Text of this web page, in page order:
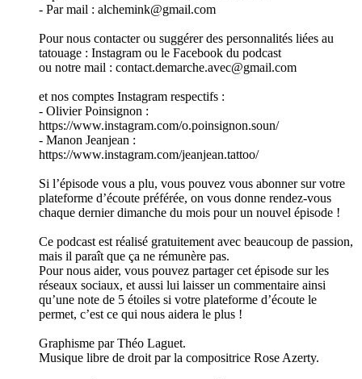
- Par mail : alchemink@gmail.com
Pour nous contacter ou suggérer des personnalités liées au
tatouage : Instagram ou le Facebook du podcast
ou notre mail : contact.demarche.avec@gmail.com
et nos comptes Instagram respectifs :
- Olivier Poinsignon :
https://www.instagram.com/o.poinsignon.soun/
- Manon Jeanjean :
https://www.instagram.com/jeanjean.tattoo/
Si l’épisode vous a plu, vous pouvez vous abonner sur votre
plateforme d’écoute préférée, on vous donne rendez-vous
chaque dernier dimanche du mois pour un nouvel épisode !
Ce podcast est réalisé gratuitement avec beaucoup de passion,
mais il paraît que ça ne rémunère pas.
Pour nous aider, vous pouvez partager cet épisode sur les
réseaux sociaux, et aussi lui laisser un commentaire ainsi
qu’une note de 5 étoiles si votre plateforme d’écoute le
permet, c’est ce qui nous aidera le plus !
Graphisme par Théo Laguet.
Musique libre de droit par la compositrice Rose Azerty.